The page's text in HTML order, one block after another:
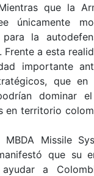
que la
únicamente
la
Frente a esta
importante
que
dominar
en territorio
Missile
que su
a